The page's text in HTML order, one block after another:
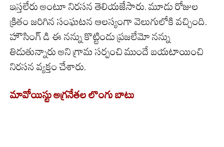
ఇస్తలేరు అంటూ నిరసన తెలియజేసారు. మూడు రోజుల
క్రితం జరిగిన సంఘటన ఆలస్యంగా వెలుగులోకి వచ్చింది.
హౌసింగ్ డి ఈ నన్ను కొట్టిండు ప్రజలేమో నన్ను
తిడుతున్నారు అని గ్రామ సర్పంచి ముందే బయటాయించి
నిరసన వ్యక్తం చేశారు.
మావోయిస్టు అగ్ర‌నేత‌ల లొంగు బాటు